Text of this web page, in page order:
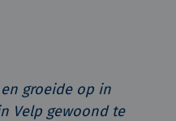
groeide op in
Velp gewoond te